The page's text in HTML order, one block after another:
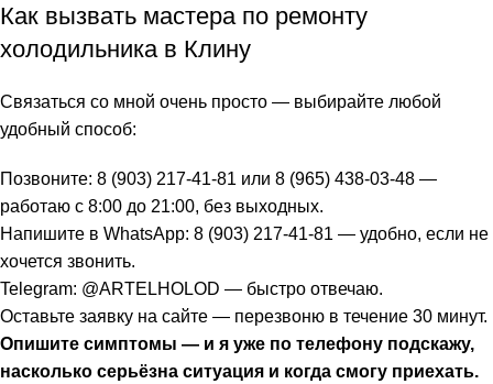
Как вызвать мастера по ремонту
холодильника в Клину
Связаться со мной очень просто — выбирайте любой
удобный способ:
Позвоните: 8 (903) 217-41-81 или 8 (965) 438-03-48 —
работаю с 8:00 до 21:00, без выходных.
Напишите в WhatsApp: 8 (903) 217-41-81 — удобно, если не
хочется звонить.
Telegram: @ARTELHOLOD — быстро отвечаю.
Оставьте заявку на сайте — перезвоню в течение 30 минут.
Опишите симптомы — и я уже по телефону подскажу,
насколько серьёзна ситуация и когда смогу приехать.